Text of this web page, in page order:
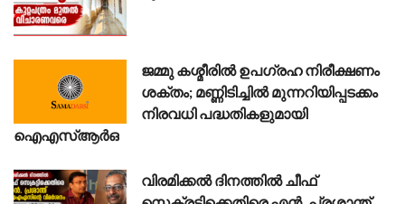
ജമ്മു കശ്മീരിൽ ഉപഗ്രഹ നിരീക്ഷണം
ശക്തം; മണ്ണിടിച്ചിൽ മുന്നറിയിപ്പടക്കം
നിരവധി പദ്ധതികളുമായി
ഐഎസ്ആർഒ
വിരമിക്കൽ ദിനത്തിൽ ചീഫ്